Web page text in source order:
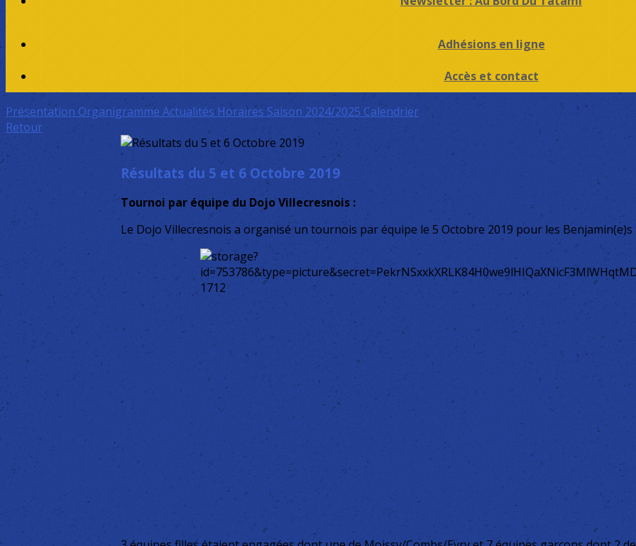
Adhésions en ligne
Accès et contact
PrésentationOrganigramme ActualitésHoraires Saison 2024/2025 Calendrier
Retour
Résultats du 5 et 6 Octobre 2019
Tournoi par équipe du Dojo Villecresnois :
Le Dojo Villecresnois a organisé un tournois par équipe le 5 Octobre 2019 pour les Benjamin(e)s